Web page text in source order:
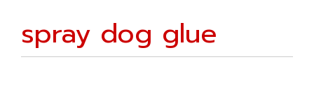
spray dog ​​glue